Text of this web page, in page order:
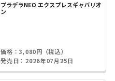
プラデラNEO エクスプレスギャバリオ
ン
価格：3,080円（税込）
発売日：2026年07月25日